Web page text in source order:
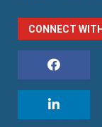
CONNECT